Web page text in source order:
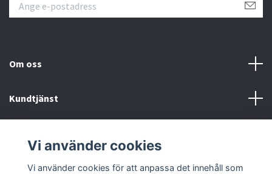
Om oss
Kundtjänst
Sociala medier
Vi använder cookies
Vi använder cookies för att anpassa det innehåll som